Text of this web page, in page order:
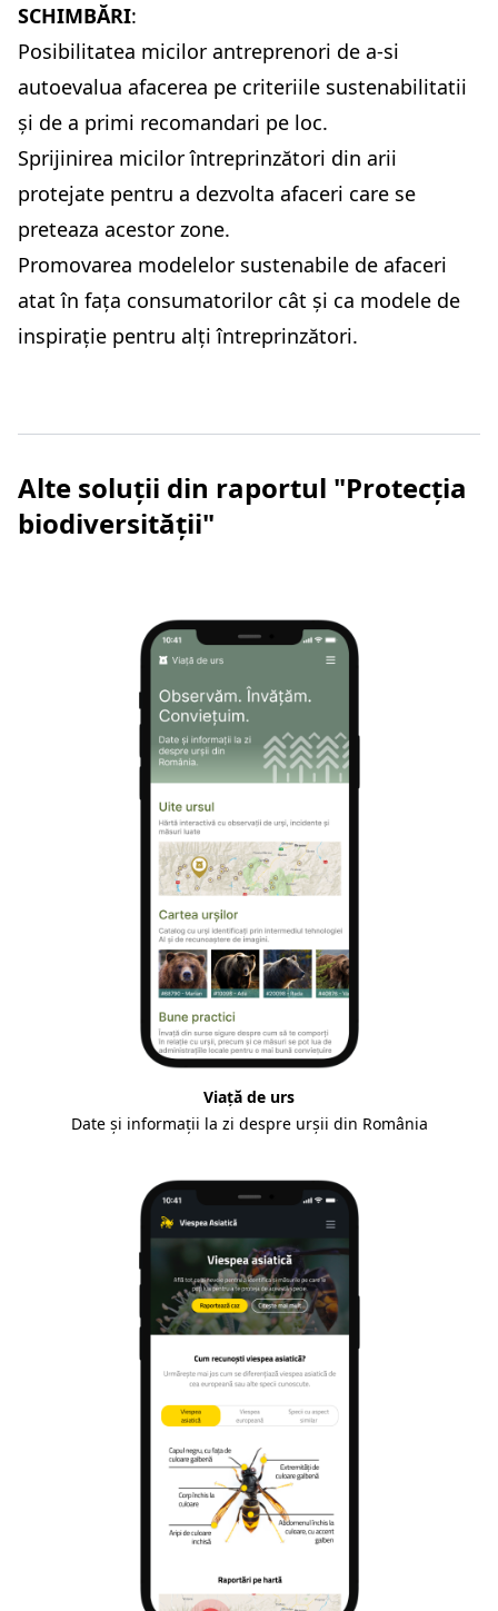
SCHIMBĂRI:
Posibilitatea micilor antreprenori de a-si
autoevalua afacerea pe criteriile sustenabilitatii
și de a primi recomandari pe loc.
Sprijinirea micilor întreprinzători din arii
protejate pentru a dezvolta afaceri care se
preteaza acestor zone.
Promovarea modelelor sustenabile de afaceri
atat în fața consumatorilor cât și ca modele de
inspirație pentru alți întreprinzători.
Alte soluții din raportul "Protecția
biodiversității"
Viață de urs
Date și informații la zi despre urșii din România